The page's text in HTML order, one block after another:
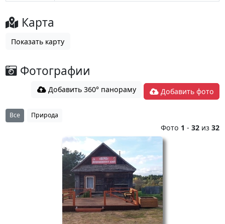
Карта
Показать карту
Фотографии
Добавить 360° панораму Добавить фото
Все Природа
Фото 1 -32 из32